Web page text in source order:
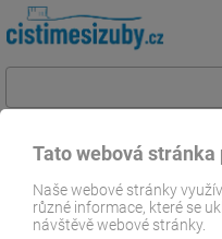
Tato webová
Naše webové stránky
různé informace, které se
návštěvě webové stránky.
ČistímeSiZuby.cz E-shop
Parodontóza - s